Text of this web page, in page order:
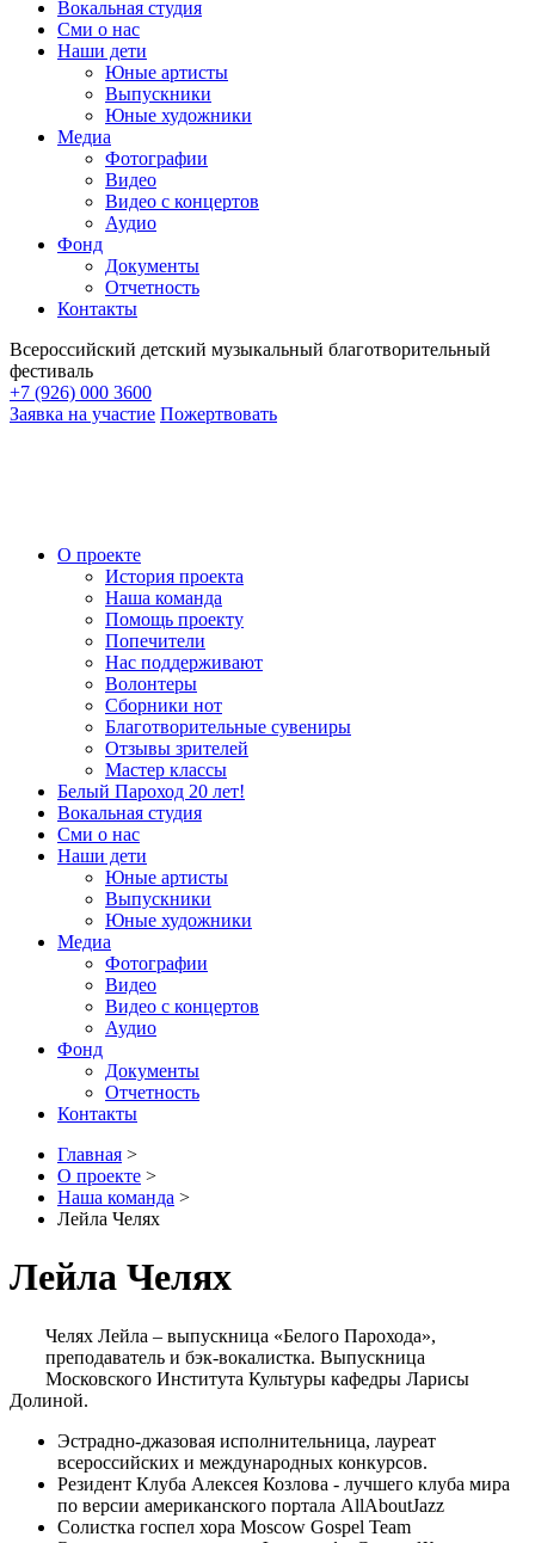
Вокальная студия
Сми о нас
Наши дети
Юные артисты
Выпускники
Юные художники
Медиа
Фотографии
Видео
Видео с концертов
Аудио
Фонд
Документы
Отчетность
Контакты
Всероссийский детский музыкальный благотворительный
фестиваль
+7 (926) 000 3600
Заявка на участие Пожертвовать
О проекте
История проекта
Наша команда
Помощь проекту
Попечители
Нас поддерживают
Волонтеры
Сборники нот
Благотворительные сувениры
Отзывы зрителей
Мастер классы
Белый Пароход 20 лет!
Вокальная студия
Сми о нас
Наши дети
Юные артисты
Выпускники
Юные художники
Медиа
Фотографии
Видео
Видео с концертов
Аудио
Фонд
Документы
Отчетность
Контакты
Главная >
О проекте >
Наша команда >
Лейла Челях
Лейла Челях
Челях Лейла – выпускница «Белого Парохода»,
преподаватель и бэк-вокалистка. Выпускница
Московского Института Культуры кафедры Ларисы
Долиной.
Эстрадно-джазовая исполнительница, лауреат
всероссийских и международных конкурсов.
Резидент Клуба Алексея Козлова - лучшего клуба мира
по версии американского портала AllAboutJazz
Солистка госпел хора Moscow Gospel Team